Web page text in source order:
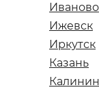
Иваново
Ижевск
Иркутск
Казань